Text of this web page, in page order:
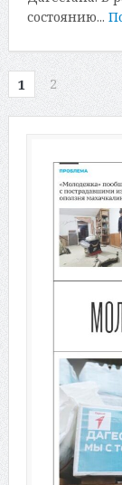
состоянию...
1 2